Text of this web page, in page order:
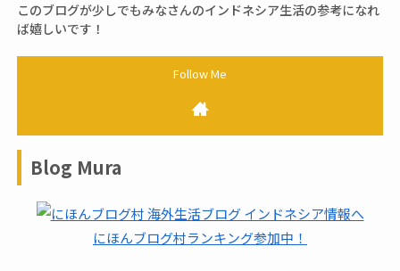
このブログが少しでもみなさんのインドネシア生活の参考になれ
ば嬉しいです！
Blog Mura
にほんブログ村ランキング参加中！